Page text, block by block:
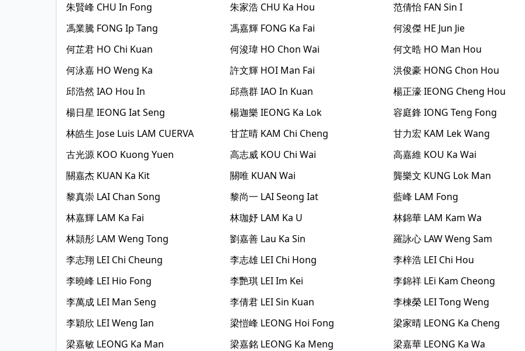
朱賢峰 CHU In Fong 朱家浩 CHU Ka Hou 范倩怡 FAN Sin I
馮業騰 FONG Ip Tang 馮嘉輝 FONG Ka Fai 何浚傑 HE Jun Jie
何芷君 HO Chi Kuan 何浚瑋 HO Chon Wai 何文晧 HO Man Hou
何泳嘉 HO Weng Ka 許文輝 HOI Man Fai 洪俊豪 HONG Chon Hou
邱浩然 IAO Hou In 邱燕群 IAO In Kuan 楊正濠IEONG Cheng Hou
楊日星 IEONG Iat Seng 楊迦樂 IEONG Ka Lok 容庭鋒 IONG Teng Fong
林皓生 Jose Luis LAM CUERVA 甘芷晴 KAM Chi Cheng 甘力宏 KAM Lek Wang
古光源 KOO Kuong Yuen 高志威 KOU Chi Wai 高嘉維 KOU Ka Wai
關嘉杰 KUAN Ka Kit 關唯 KUAN Wai 龔樂文 KUNG Lok Man
黎真崇 LAI Chan Song 黎尚一 LAI Seong Iat 藍峰 LAM Fong
林嘉輝 LAM Ka Fai 林珈妤 LAM Ka U 林錦華 LAM Kam Wa
林頴彤 LAM Weng Tong 劉嘉善 Lau Ka Sin 羅詠心 LAW Weng Sam
李志翔 LEI Chi Cheung 李志雄 LEI Chi Hong 李梓浩 LEI Chi Hou
李曉峰 LEI Hio Fong 李艷琪 LEI Im Kei 李錦祥 LEi Kam Cheong
李萬成 LEI Man Seng 李倩君 LEI Sin Kuan 李棟榮 LEI Tong Weng
李穎欣 LEI Weng Ian 梁愷峰 LEONG Hoi Fong 梁家晴 LEONG Ka Cheng
梁嘉敏 LEONG Ka Man 梁嘉銘 LEONG Ka Meng 梁嘉華 LEONG Ka Wa